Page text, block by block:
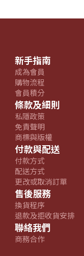
新手指南
成為會員
購物流程
會員積分
條款及細則
私隱政策
免責聲明
商標與版權
付款與配送
付款方式
配送方式
更改或取消訂單
售後服務
換貨程序
退款及拒收貨安排
聯絡我們
商務合作